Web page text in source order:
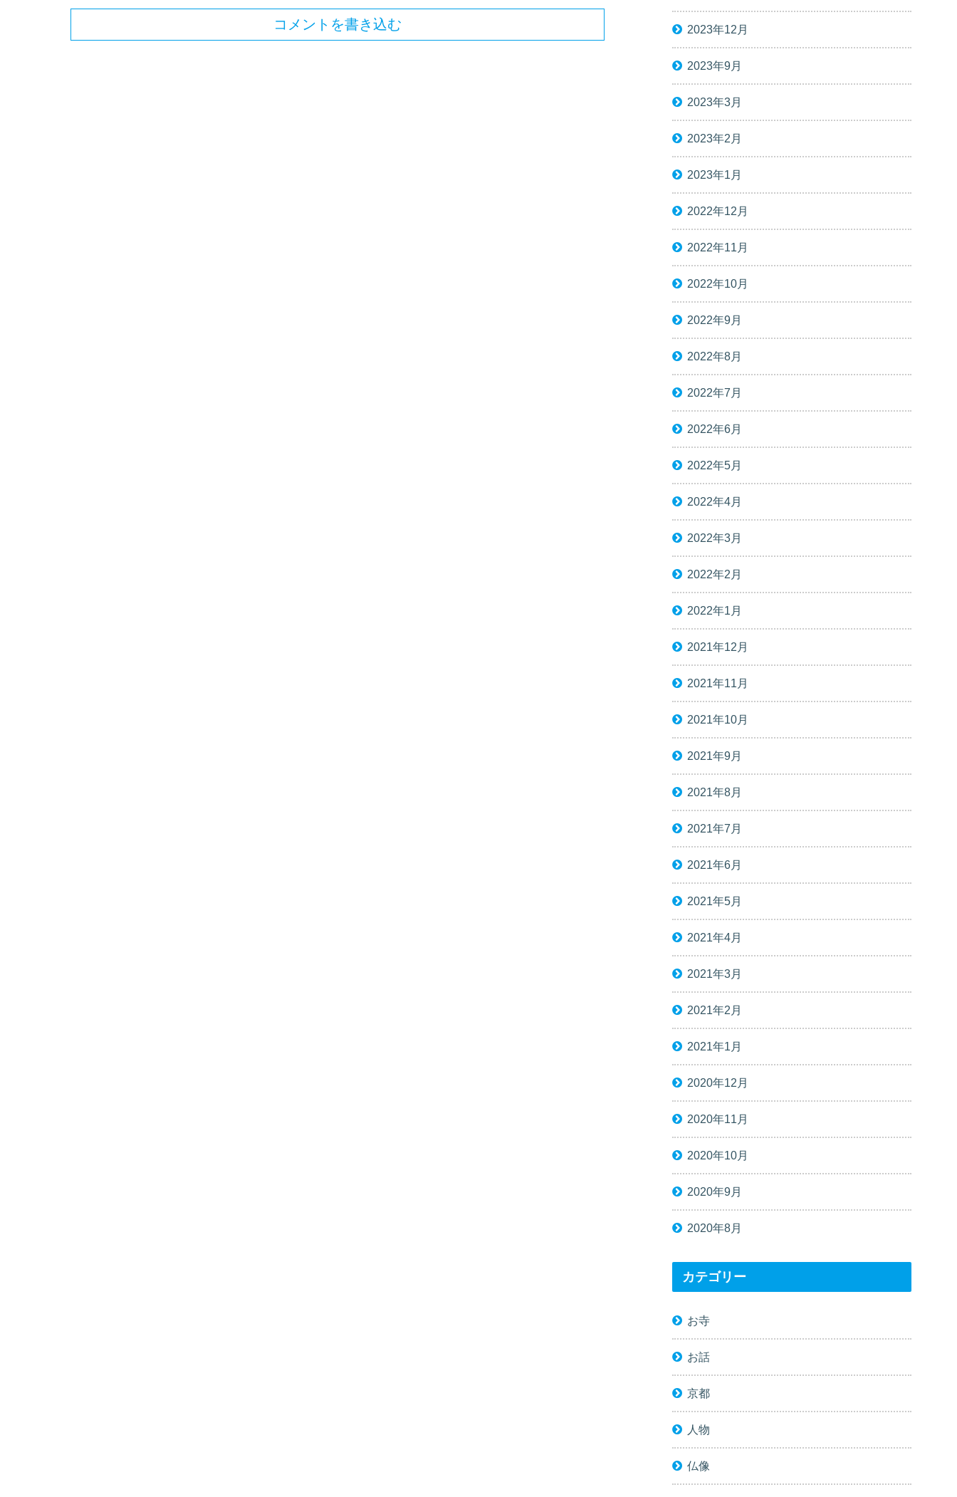
コメントを書き込む 2023年12月
2023年9月
2023年3月
2023年2月
2023年1月
2022年12月
2022年11月
2022年10月
2022年9月
2022年8月
2022年7月
2022年6月
2022年5月
2022年4月
2022年3月
2022年2月
2022年1月
2021年12月
2021年11月
2021年10月
2021年9月
2021年8月
2021年7月
2021年6月
2021年5月
2021年4月
2021年3月
2021年2月
2021年1月
2020年12月
2020年11月
2020年10月
2020年9月
2020年8月
カテゴリー
お寺
お話
京都
人物
仏像